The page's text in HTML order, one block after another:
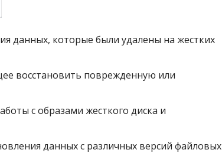
данных, которые были удалены на жестких
восстановить поврежденную или
с образами жесткого диска и
данных с различных версий файловых